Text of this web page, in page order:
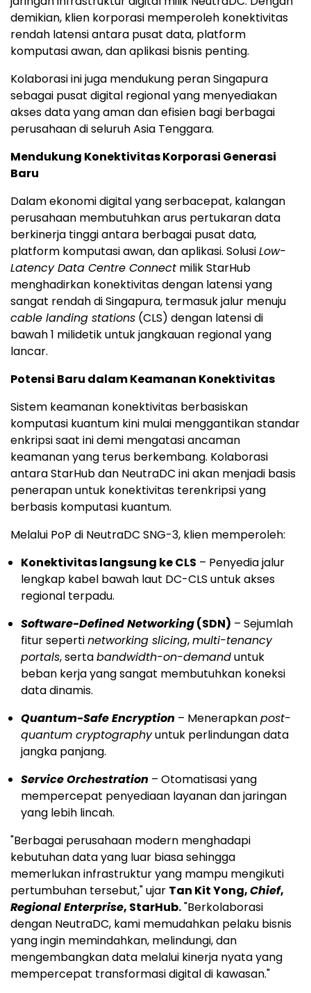
demikian, klien korporasi memperoleh konektivitas
rendah latensi antara pusat data, platform
komputasi awan, dan aplikasi bisnis penting.
Kolaborasi ini juga mendukung peran Singapura
sebagai pusat digital regional yang menyediakan
akses data yang aman dan efisien bagi berbagai
perusahaan di seluruhAsia Tenggara.
Mendukung Konektivitas Korporasi Generasi
Baru
Dalam ekonomi digital yang serbacepat, kalangan
perusahaan membutuhkan arus pertukaran data
berkinerja tinggi antara berbagai pusat data,
platform komputasi awan, dan aplikasi. SolusiLow-
Latency Data Centre Connect milik StarHub
menghadirkan konektivitas dengan latensi yang
sangat rendah di Singapura, termasuk jalur menuju
cable landing stations (CLS) dengan latensi di
bawah 1 milidetik untuk jangkauan regional yang
lancar.
Potensi Baru dalam Keamanan Konektivitas
Sistem keamanan konektivitas berbasiskan
komputasi kuantum kini mulai menggantikan standar
enkripsi saat ini demi mengatasi ancaman
keamanan yang terus berkembang. Kolaborasi
antara StarHub dan NeutraDC ini akan menjadi basis
penerapan untuk konektivitas terenkripsi yang
berbasis komputasi kuantum.
Melalui PoP di NeutraDC SNG-3, klien memperoleh:
Konektivitas langsung ke CLS – Penyedia jalur
lengkap kabel bawah laut DC-CLS untuk akses
regional terpadu.
Software-Defined Networking(SDN) – Sejumlah
fitur sepertinetworking slicing,multi-tenancy
portals, sertabandwidth-on-demanduntuk
beban kerja yang sangat membutuhkan koneksi
data dinamis.
Quantum-Safe Encryption – Menerapkanpost-
quantum cryptographyuntuk perlindungan data
jangka panjang.
Service Orchestration – Otomatisasi yang
mempercepat penyediaan layanan dan jaringan
yang lebih lincah.
"Berbagai perusahaan modern menghadapi
kebutuhan data yang luar biasa sehingga
memerlukan infrastruktur yang mampu mengikuti
pertumbuhan tersebut," ujar Tan Kit Yong,Chief,
Regional Enterprise, StarHub."Berkolaborasi
dengan NeutraDC, kami memudahkan pelaku bisnis
yang ingin memindahkan, melindungi, dan
mengembangkan data melalui kinerja nyata yang
mempercepat transformasi digital di kawasan."